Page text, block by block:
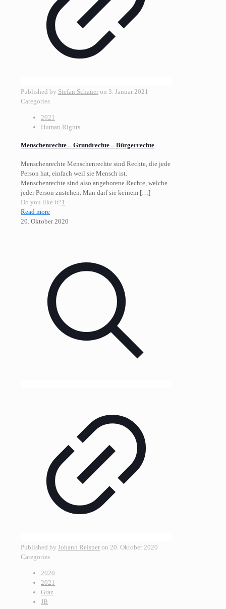
Published by Stefan Schauer on 3. Januar 2021
Categories
2021
Human Rights
Menschenrechte – Grundrechte – Bürgerrechte
Menschenrechte Menschenrechte sind Rechte, die jede
Person hat, einfach weil sie Mensch ist.
Menschenrechte sind also angeborene Rechte, welche
jeder Person zustehen. Man darf sie keinem […]
Do you like it?1
Read more
20. Oktober 2020
Published by Johann Reisner on 20. Oktober 2020
Categories
2020
2021
Graz
JB